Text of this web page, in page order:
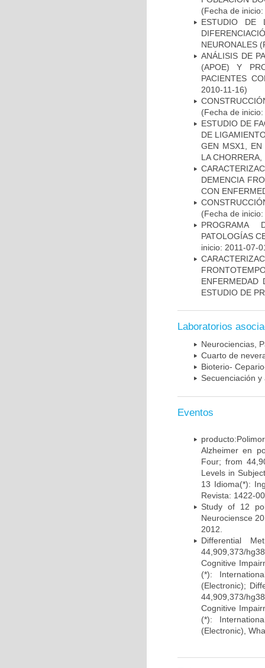
(Fecha de
ESTUDIO DE
NEURONALES
ANÁLISIS DE
(APOE) Y
PACIENTES
2010-11-16)
(Fecha de
ESTUDIO DE
DE
GEN MSX1, EN
LA
DEMENCIA
CON
(Fecha de
PROGRAMA
PATOLOGÍAS
inicio: 2011-07-
ENFERMEDAD
ESTUDIO DE
Laboratorios
Neurociencias,
Cuarto de
Bioterio-
Secuenciación
Eventos
Alzheimer en
Four; from
Levels in
13 Idioma(*):
Revista: 1422-
Study of 12
Neurociensce
2012.
Differential
44,909,373/
Cognitive
(*):
(Electronic);
44,909,373/
Cognitive
(*):
(Electronic),